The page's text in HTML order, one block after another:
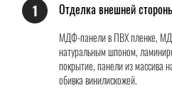
1 Отделка внешней
МДФ-панели в ПВХ пленке,
натуральным шпоном,
покрытие, панели из массива
обивка винилискожей.